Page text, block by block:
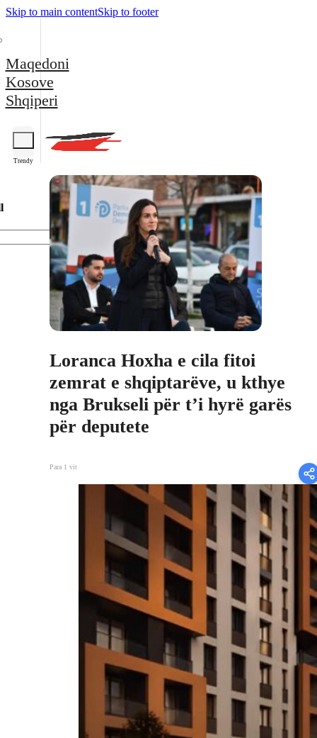
Skip to main contentSkip to footer
Maqedoni
Kosove
Shqiperi
Trendy
Loranca Hoxha e cila fitoi
zemrat e shqiptarëve, u kthye
nga Brukseli për t’i hyrë garës
për deputete
Para 1 vit